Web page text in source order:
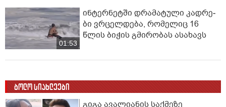
01:53
ინ­ტერ­ნეტ­ში დრა­მა­ტუ­ლი კად­რე­
ბი ვრცელდება, რომელიც 16
წლის ბიჭის გმირობას ასახავს
ბოლო სიახლეები
გიგა ავალიანის საქმეზე